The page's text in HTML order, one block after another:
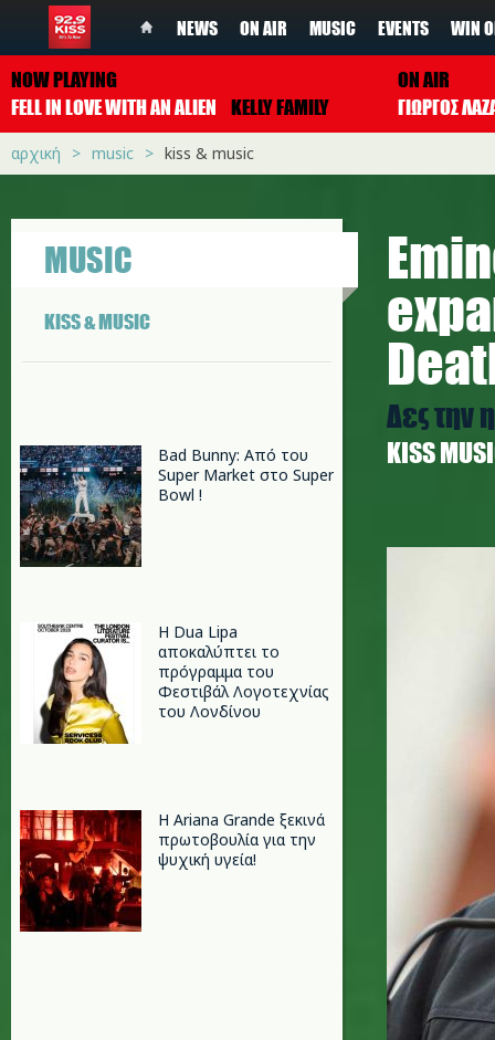
NEWS ON AIR MUSIC EVENTS WIN
NOW PLAYING
FELL IN LOVE WITH AN ALIEN
KELLY FAMILY
ON AIR
ΓΙΩΡΓΟΣ
αρχική music kiss & music
MUSIC
KISS & MUSIC
Bad Bunny: Από του
Super Market στο Super
Bowl !
Η Dua Lipa
αποκαλύπτει το
πρόγραμμα του
Φεστιβάλ Λογοτεχνίας
του Λονδίνου
Η Ariana Grande ξεκινά
πρωτοβουλία για την
ψυχική υγεία!
Δες την
ΚISS
e.jpg